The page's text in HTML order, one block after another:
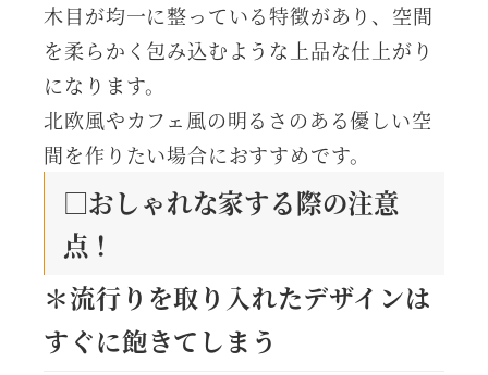
木目が均一に整っている特徴があり、空間
を柔らかく包み込むような上品な仕上がり
になります。
北欧風やカフェ風の明るさのある優しい空
間を作りたい場合におすすめです。
□おしゃれな家する際の注意
点！
＊流行りを取り入れたデザインは
すぐに飽きてしまう